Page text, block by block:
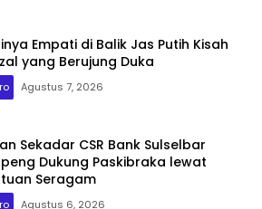
Empati di Balik Jas Putih Kisah
yang Berujung Duka
Agustus 7, 2026
Sekadar CSR Bank Sulselbar
Dukung Paskibraka lewat
Seragam
Agustus 6, 2026